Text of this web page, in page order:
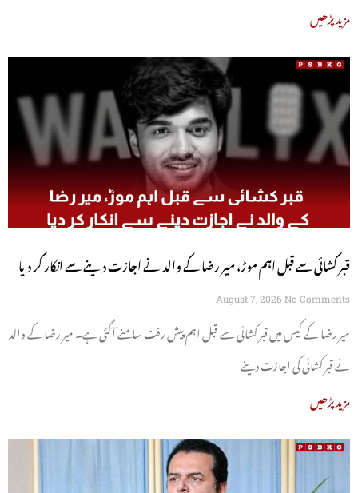
مزید پڑھیں
قبر کشائی سے قبل اہم موڑ، میر رضا کے والد نے اجازت دینے سے انکار کر دیا
August 7, 2026 No Comments
میر رضا کے کیس میں قبر کشائی سے قبل اہم پیش رفت سامنے آگئی ہے۔ میر رضا کے والد
نے قبر کشائی کی اجازت دینے
مزید پڑھیں